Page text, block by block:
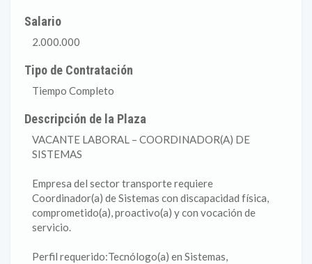
Salario
2.000.000
Tipo de Contratación
Tiempo Completo
Descripción de la Plaza
VACANTE LABORAL – COORDINADOR(A) DE
SISTEMAS
Empresa del sector transporte requiere
Coordinador(a) de Sistemas con discapacidad física,
comprometido(a), proactivo(a) y con vocación de
servicio.
Perfil requerido:Tecnólogo(a) en Sistemas,